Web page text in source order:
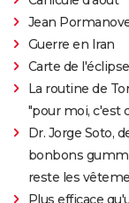
Jean
Guerre en Iran
Carte de
La routine de
"pour moi, c'est
Dr. Jorge Soto,
bonbons
reste les
Plus efficace